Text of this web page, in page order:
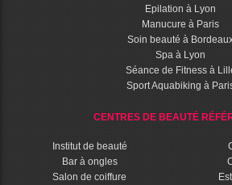
Epilation à Lyon
Manucure à Paris
Soin beauté à
Spa à Lyon
Séance de Fitness à
Sport Aquabiking à
CENTRES DE BEAUTÉ
Institut de beauté
Bar à ongles
Salon de coiffure